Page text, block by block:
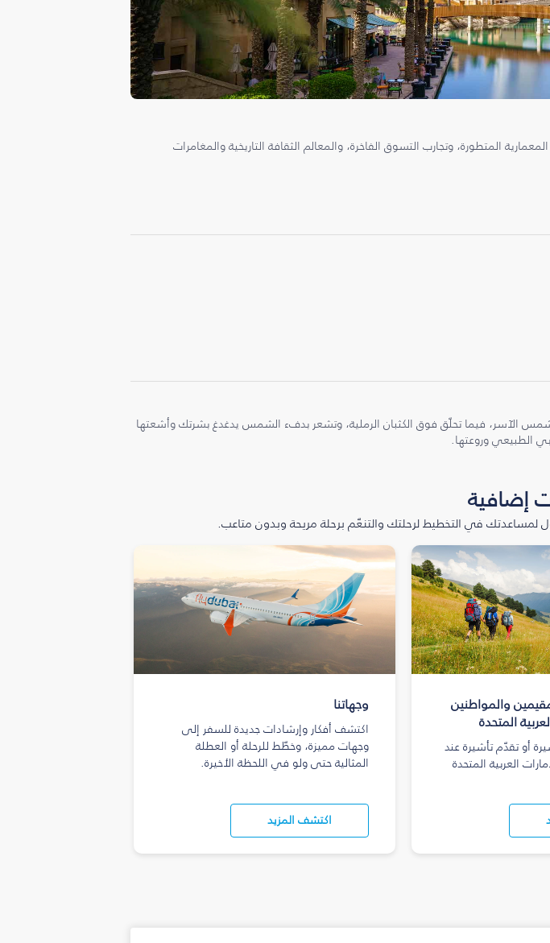
المتطورة، وتجارب التسوق الفاخرة، والمعالم الثقافة التاريخية والمغامرات
الآسر، فيما تحلّق فوق الكثبان الرملية، وتشعر بدفء الشمس يدغدغ بشرتك وأشعتها
الطبيعي وروعتها.
إضافية
لمساعدتك في التخطيط لرحلتك والتنعّم برحلة مريحة وبدون متاعب.
والمواطنين
المتحدة
أو تقدّم تأشيرة عند
العربية المتحدة
وجهاتنا
اكتشف أفكار وإرشادات جديدة للسفر إلى
وجهات مميزة، وخطّط للرحلة أو العطلة
المثالية حتى ولو في اللحظة الأخيرة.
اكتشف المزيد